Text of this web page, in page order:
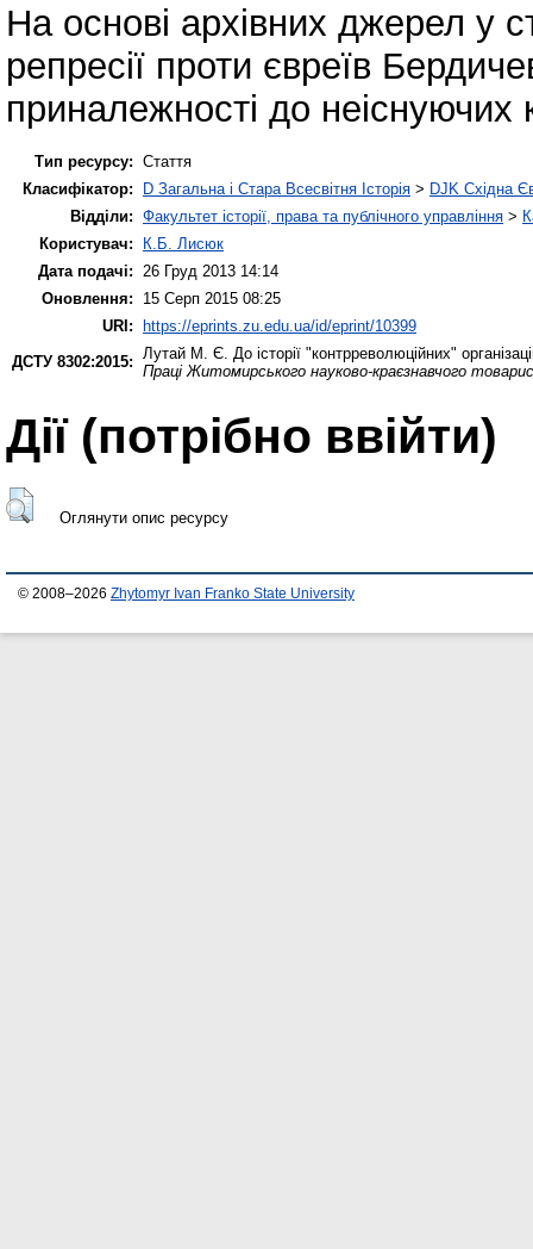
На основі архівних джерел у
репресії проти євреїв
приналежності до неіснуючих
Тип ресурсу: Стаття
Класифікатор:
D Загальна і Стара Всесвітня Історія > DJK Східна
Відділи: Факультет історії, права та публічного управління >
Користувач:
К.Б. Лисюк
Дата подачі:
26 Груд 2013 14:14
Оновлення:
15 Серп 2015 08:25
URI: https://eprints.zu.edu.ua/id/eprint/10399
ДСТУ 8302:2015:
Лутай М. Є. До історії "контрреволюційних"
Праці Житомирського науково-краєзнавчого
Дії ​​(потрібно ввійти)
Оглянути опис ресурсу
© 2008–2026 Zhytomyr Ivan Franko State University